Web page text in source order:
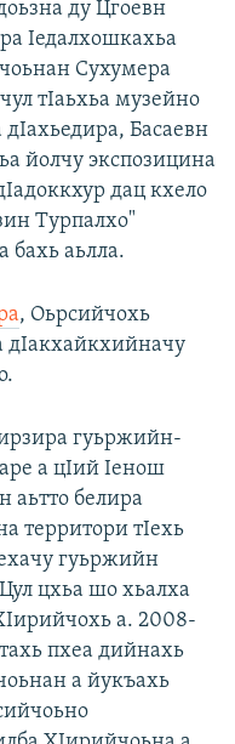
ду Цгоевн
Iедалхошкахьа
Сухумера
тIаьхьа музейно
Басаевн
йолчу экспозицина
дац кхело
Турпалхо"
бахь аьлла.
, Оьрсийчохь
дIакхайкхийначу
гуьржийн-
а цӀий Ӏенош
аьтто белира
территори тӀехь
гуьржийн
цхьа шо хьалха
а. 2008-
пхеа дийнахь
а йукъахь